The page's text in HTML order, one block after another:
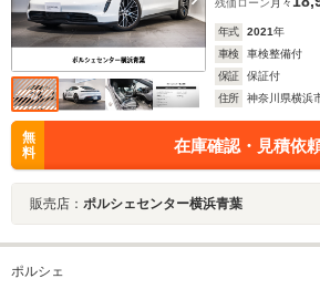
残価ローン 月々
年式 2021年
車検
車検整備付
保証
保証付
住所
神奈川県横浜
無
料
在庫確認・見積依
販売店： ポルシェセンター横浜青葉
ポルシェ